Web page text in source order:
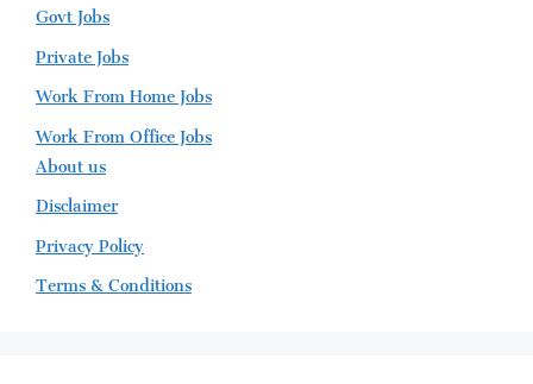
Govt Jobs
Private Jobs
Work From Home Jobs
Work From Office Jobs
About us
Disclaimer
Privacy Policy
Terms & Conditions